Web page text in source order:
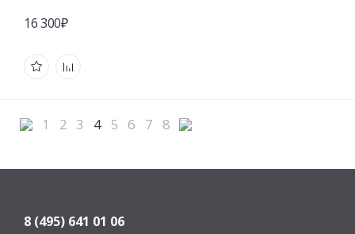
16 300₽
1 2 3 4 5 6 7 8
8 (495) 641 01 06